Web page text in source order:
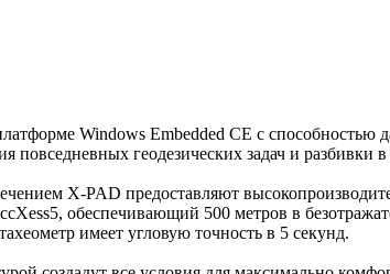
Windows Embedded CE с способностью
геодезических задач и разбивки
X-PAD предоставляют
обеспечивающий 500 метров в
имеет угловую точность в 5 секунд.